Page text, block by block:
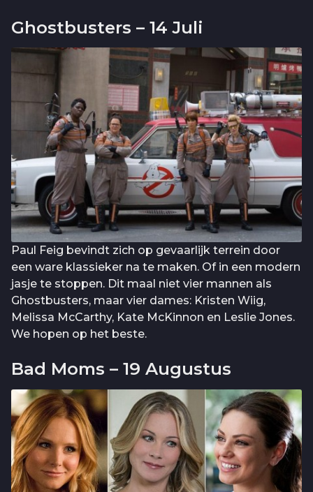
Ghostbusters – 14 Juli
Paul Feig bevindt zich op gevaarlijk terrein door
een ware klassieker na te maken. Of in een modern
jasje te stoppen. Dit maal niet vier mannen als
Ghostbusters, maar vier dames: Kristen Wiig,
Melissa McCarthy, Kate McKinnon en Leslie Jones.
We hopen op het beste.
Bad Moms – 19 Augustus